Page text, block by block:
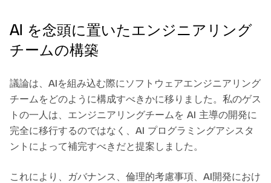
AI を念頭に置いたエンジニアリング
チームの構築
議論は、AIを組み込む際にソフトウェアエンジニアリング
チームをどのように構成すべきかに移りました。私のゲス
トの一人は、エンジニアリングチームを AI 主導の開発に
完全に移行するのではなく、AI プログラミングアシスタ
ントによって補完すべきだと提案しました。
これにより、ガバナンス、倫理的考慮事項、AI開発におけ